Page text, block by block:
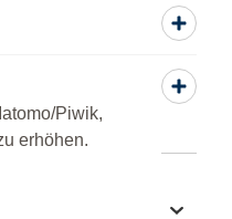
Piwik,
erhöhen.